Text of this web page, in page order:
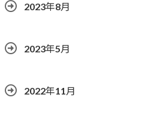
2023年8月
2023年5月
2022年11月